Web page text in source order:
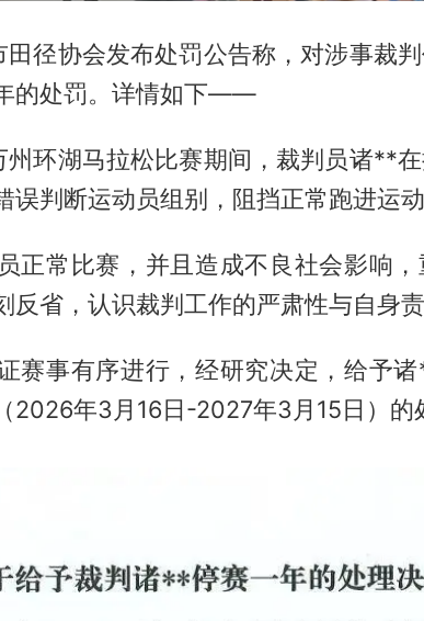
田径协会发布处罚公告称，对涉事裁
的处罚。详情如下——
州环湖马拉松比赛期间，裁判员诸**
误判断运动员组别，阻挡正常跑进运动
正常比赛，并且造成不良社会影响
反省，认识裁判工作的严肃性与自身责
赛事有序进行，经研究决定，给予
2026年3月16日-2027年3月15日）的